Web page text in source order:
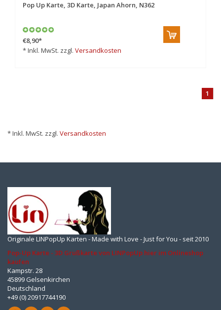
Pop Up Karte, 3D Karte, Japan Ahorn, N362
€8,90*
* Inkl. MwSt. zzgl. Versandkosten
1
* Inkl. MwSt. zzgl. Versandkosten
Originale LINPopUp Karten - Made with Love - Just for You - seit 2010
Pop-Up Karte - 3D Grußkarte von LINPopUp hier im Onlineshop
kaufen
Kampstr. 28
45899 Gelsenkirchen
Deutschland
+49 (0) 20917744190